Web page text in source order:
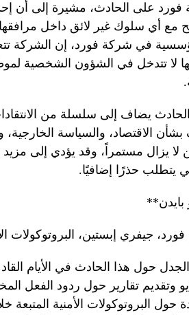
على الحادث، مشيرة إلى أن
مع أي سلوك غير لائق داخل
في شركة فورد، إن الشركة
لا تتدخل في الشؤون الشخصية
يضاف إلى سلسلة من
الاقتصاد، والسياسة الخارجية،
لا يزال مستمراً، وقد يؤدي إلى
يتطلب حذرًا إضافيًا.
بايدن**
فورد، جيفري إبستين، البروتوكولات
حول هذا الحادث في الأيام
وتقديم تقارير حول ردود الفعل
البروتوكولات الأمنية المتبعة